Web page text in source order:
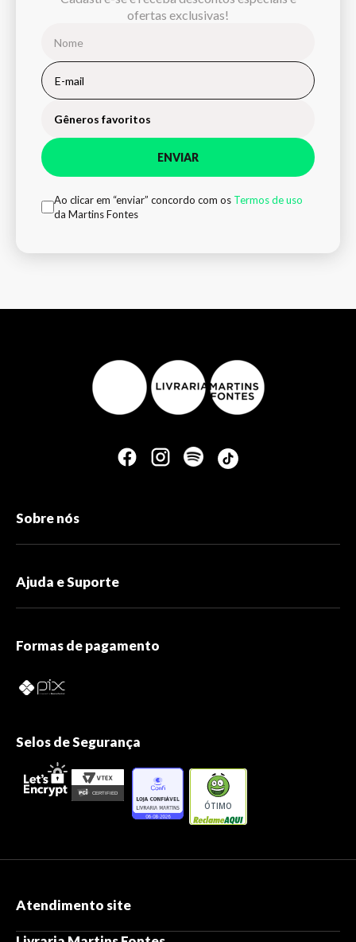
ofertas exclusivas!
Gêneros favoritos
ENVIAR
Ao clicar em “enviar” concordo com os Termos de uso
da Martins Fontes
Sobre nós
Ajuda e Suporte
Formas de pagamento
Selos de Segurança
ÓTIMO
Atendimento site